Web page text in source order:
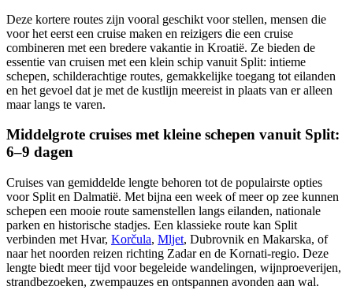
Deze kortere routes zijn vooral geschikt voor stellen, mensen die
voor het eerst een cruise maken en reizigers die een cruise
combineren met een bredere vakantie in Kroatië. Ze bieden de
essentie van cruisen met een klein schip vanuit Split: intieme
schepen, schilderachtige routes, gemakkelijke toegang tot eilanden
en het gevoel dat je met de kustlijn meereist in plaats van er alleen
maar langs te varen.
Middelgrote cruises met kleine schepen vanuit Split:
6–9 dagen
Cruises van gemiddelde lengte behoren tot de populairste opties
voor Split en Dalmatië. Met bijna een week of meer op zee kunnen
schepen een mooie route samenstellen langs eilanden, nationale
parken en historische stadjes. Een klassieke route kan Split
verbinden met Hvar, Korčula, Mljet, Dubrovnik en Makarska, of
naar het noorden reizen richting Zadar en de Kornati-regio. Deze
lengte biedt meer tijd voor begeleide wandelingen, wijnproeverijen,
strandbezoeken, zwempauzes en ontspannen avonden aan wal.